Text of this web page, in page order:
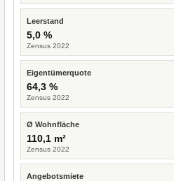
Leerstand
5,0 %
Zensus 2022
Eigentümerquote
64,3 %
Zensus 2022
Ø Wohnfläche
110,1 m²
Zensus 2022
Angebotsmiete